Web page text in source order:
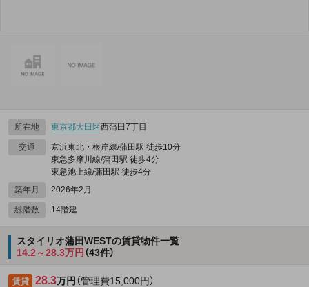
所在地 東京都大田区西蒲田7丁目
交通
京浜東北・根岸線/蒲田駅 徒歩10分
東急多摩川線/蒲田駅 徒歩4分
東急池上線/蒲田駅 徒歩4分
築年月
2026年2月
総階数 14階建
スタイリオ蒲田WESTの賃貸物件一覧
14.2～28.3万円 （43件）
賃貸 28.3万円 （管理費15,000円）